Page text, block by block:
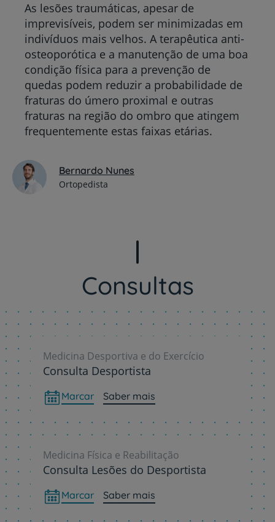
As lesões traumáticas, apesar de
imprevisíveis, podem ser minimizadas em
indivíduos mais velhos. A terapêutica anti-
osteoporótica e a manutenção de uma boa
condição física para a prevenção de
quedas podem reduzir a probabilidade de
fraturas do úmero proximal e outras
fraturas na região do ombro que atingem
frequentemente estas faixas etárias.
Bernardo Nunes
Ortopedista
Consultas
Medicina Desportiva e do Exercício
Consulta Desportista
Marcar Saber mais
Medicina Física e Reabilitação
Consulta Lesões do Desportista
Marcar Saber mais